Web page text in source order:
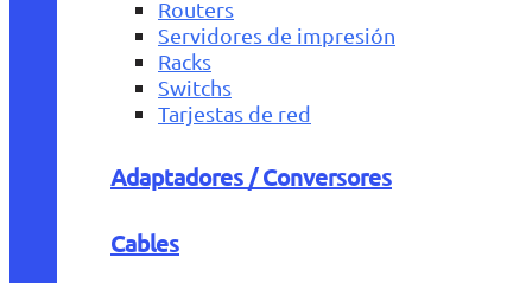
Routers
Servidores de impresión
Racks
Switchs
Tarjestas de red
Adaptadores / Conversores
Cables